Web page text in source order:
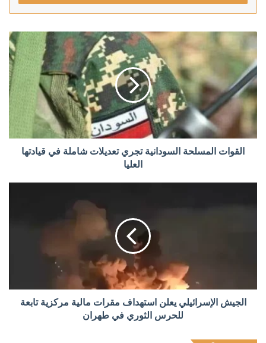
القوات المسلحة السودانية تجري تعديلات شاملة في قيادتها
العليا
الجيش الإسرائيلي يعلن استهداف مقرات مالية مركزية تابعة
للحرس الثوري في طهران